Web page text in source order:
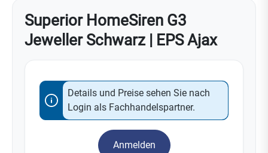
Superior HomeSiren G3
Jeweller Schwarz | EPS Ajax
Details und Preise sehen Sie nach
Login als Fachhandelspartner.
Anmelden